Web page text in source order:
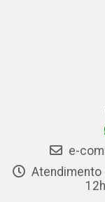
e-
Atendimento